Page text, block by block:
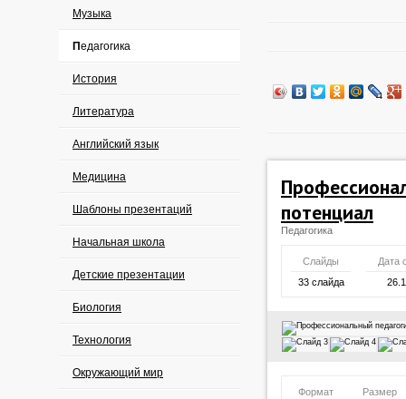
Музыка
Педагогика
История
Литература
Английский язык
Медицина
Шаблоны презентаций
Начальная школа
Детские презентации
Биология
Технология
Окружающий мир
потенциал
Педагогика
Слайды
Дата
33 слайда
Формат
Размер